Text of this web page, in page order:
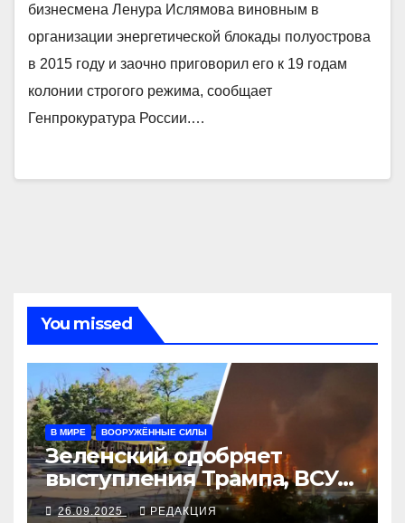
бизнесмена Ленура Ислямова виновным в
организации энергетической блокады полуострова
в 2015 году и заочно приговорил его к 19 годам
колонии строгого режима, сообщает
Генпрокуратура России.…
You missed
В МИРЕ ВООРУЖЁННЫЕ СИЛЫ
Зеленский одобряет
выступления Трампа, ВСУ
закрыли Добропольский
26.09.2025 РЕДАКЦИЯ